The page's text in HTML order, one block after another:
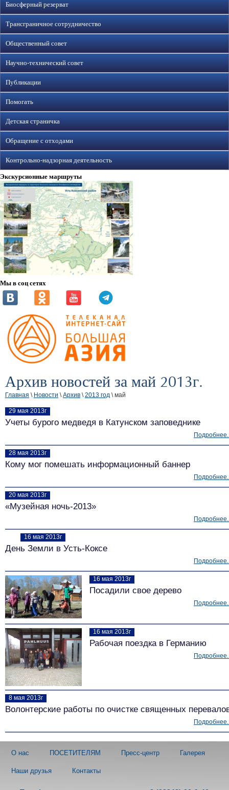
Биосферный резерват
Трансграничное сотрудничество
Общественный совет
Научно-технический совет
Публикации
Помогать
Детская страничка
Обращение с отходами
Контрольно-надзорная деятельность
Экскурсионные маршруты
Мы в соц сетях
Архив новостей за май 2013г.
Главная \ Новости \Архив \2013 год \ май
29 мая 2013г
Учеты бурого медведя в Катунском заповеднике
28 мая 2013г
Кому мог помешать информационный баннер
20 мая 2013г
«Музейная ночь-2013»
16 мая 2013г
День Земли в Усть-Коксе
16 мая 2013г
Посадили свое дерево
16 мая 2013г
Рабочая поездка в Германию
8 мая 2013г
Волонтерские работы по очистке священных
О нас ПОСЕТИТЕЛЯМ Пресс-центр Галерея
Наши друзья Контакты